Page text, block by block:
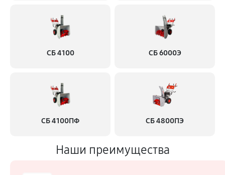
СБ 4100 СБ 6000Э
СБ 4100ПФ СБ 4800ПЭ
Наши преимущества